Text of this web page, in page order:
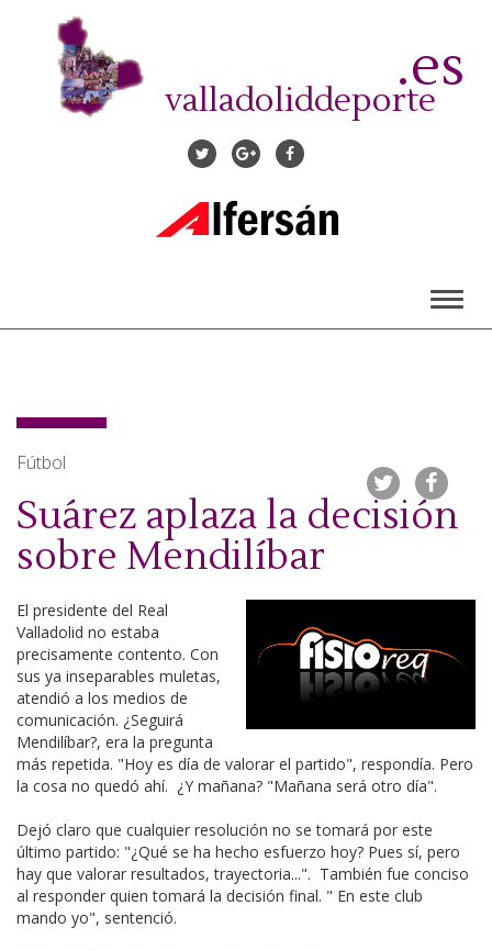
contenido
valladoliddeporte
.es
Fútbol
Suárez aplaza la decisión
sobre Mendilíbar
El presidente del Real
Valladolid no estaba
precisamente contento. Con
sus ya inseparables muletas,
atendió a los medios de
comunicación. ¿Seguirá
Mendilíbar?, era la pregunta
más repetida. "Hoy es día de valorar el partido", respondía. Pero
la cosa no quedó ahí. ¿Y mañana? "Mañana será otro día".
Dejó claro que cualquier resolución no se tomará por este
último partido: "¿Qué se ha hecho esfuerzo hoy? Pues sí, pero
hay que valorar resultados, trayectoria...". También fue conciso
al responder quien tomará la decisión final. " En este club
mando yo", sentenció.